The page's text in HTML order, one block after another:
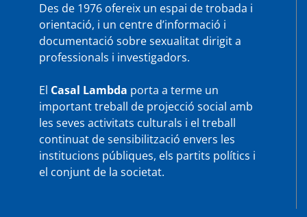
Des de 1976 ofereix un espai de trobada i
orientació, i un centre d’informació i
documentació sobre sexualitat dirigit a
professionals i investigadors.
El Casal Lambda porta a terme un
important treball de projecció social amb
les seves activitats culturals i el treball
continuat de sensibilització envers les
institucions públiques, els partits polítics i
el conjunt de la societat.